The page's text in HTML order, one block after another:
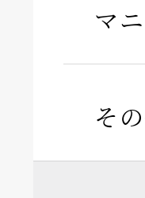
マ
そ